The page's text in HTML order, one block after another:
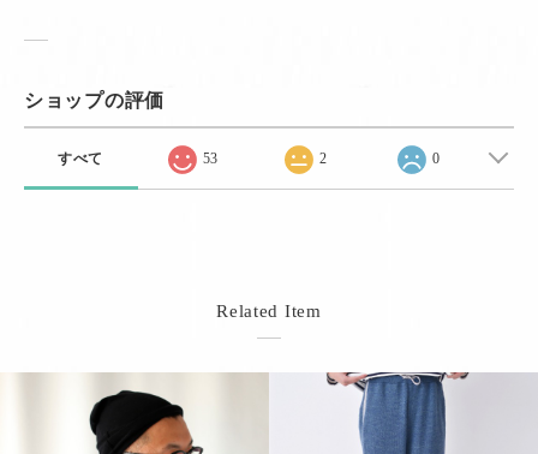
ショップの評価
すべて 53 2 0
Related Item